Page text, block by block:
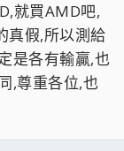
就買AMD吧,
真假,所以測給
是各有輸贏,也
,尊重各位,也